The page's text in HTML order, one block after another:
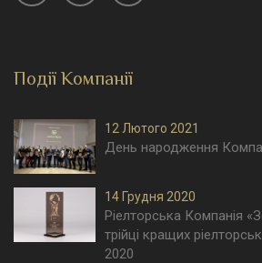
Події Компанії
12 Лютого 2021
День народження
14 Грудня 2020
Ріелторська Компанія
трійці кращих
2020